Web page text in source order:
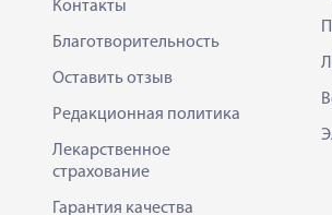
Контакты
Благотворительность
Оставить отзыв
Редакционная политика
Лекарственное
страхование
Гарантия качества